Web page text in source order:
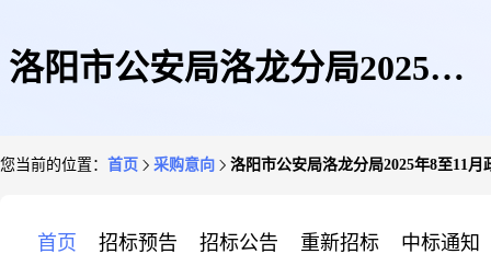
洛阳市公安局洛龙分局2025年8
您当前的位置： 首页 采购意向 洛阳市公安局洛龙分局2025年8至11月
首页 招标预告 招标公告 重新招标 中标通知